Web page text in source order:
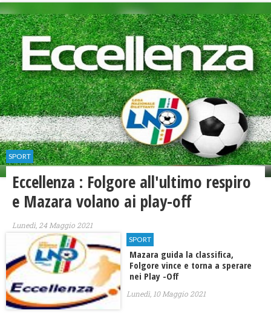
SPORT
Eccellenza : Folgore all'ultimo respiro
e Mazara volano ai play-off
Lunedì, 24 Maggio 2021
SPORT
Mazara guida la classifica,
Folgore vince e torna a sperare
nei Play -Off
Lunedì, 10 Maggio 2021